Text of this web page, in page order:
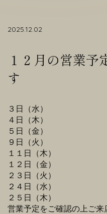
2025.12.02
１２月の営業予
す
３日（水）
４日（木）
５日（金）
９日（火）
１１日（木）
１２日（金）
２３日（火）
２４日（水）
２５日（木）
営業予定をご確認の上ご来